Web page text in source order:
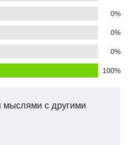
0%
0%
0%
100%
мыслями с другими